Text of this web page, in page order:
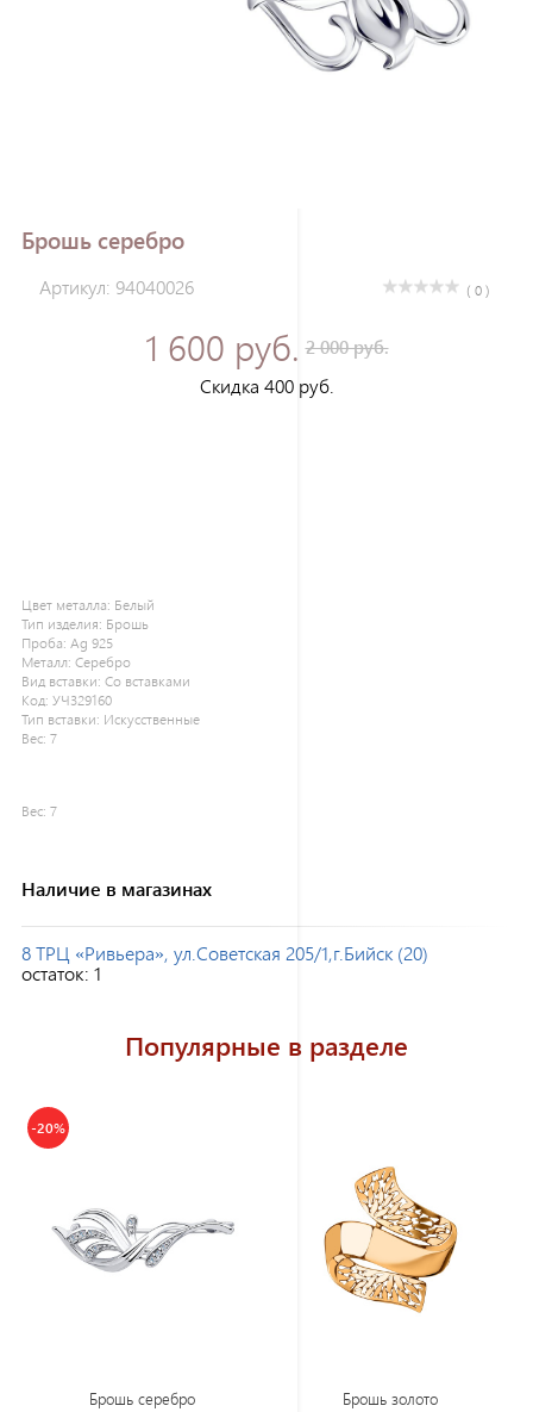
Брошь серебро
Артикул: 94040026 ( 0 )
1 600 руб. 2 000 руб.
Скидка 400 руб.
Цвет металла: Белый
Тип изделия: Брошь
Проба: Ag 925
Металл: Серебро
Вид вставки: Со вставками
Код: УЧ329160
Тип вставки: Искусственные
Вес: 7
Вес: 7
Наличие в магазинах
8 ТРЦ «Ривьера», ул.Советская 205/1,г.Бийск (20)
остаток: 1
Популярные в разделе
-20%
Брошь серебро Брошь золото
Зарегистрироваться